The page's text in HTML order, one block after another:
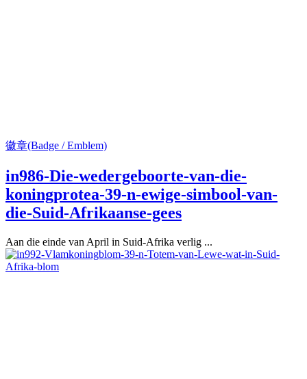
徽章(Badge / Emblem)
in986-Die-wedergeboorte-van-die-
koningprotea-39-n-ewige-simbool-van-
die-Suid-Afrikaanse-gees
Aan die einde van April in Suid-Afrika verlig ...